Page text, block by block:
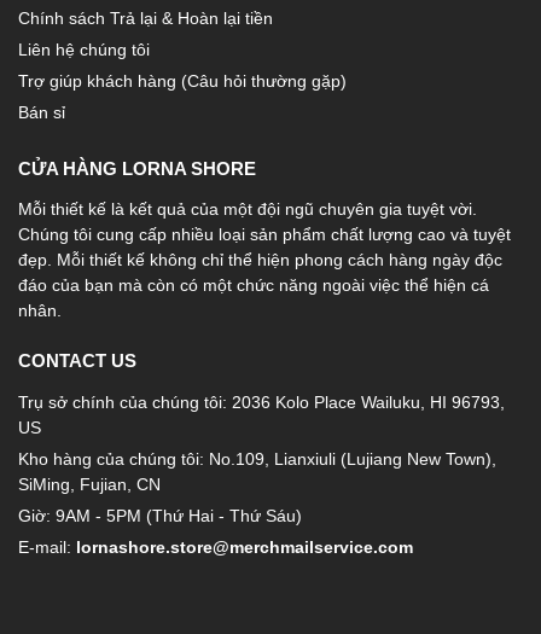
Chính sách Trả lại & Hoàn lại tiền
Liên hệ chúng tôi
Trợ giúp khách hàng (Câu hỏi thường gặp)
Bán sỉ
CỬA HÀNG LORNA SHORE
Mỗi thiết kế là kết quả của một đội ngũ chuyên gia tuyệt vời.
Chúng tôi cung cấp nhiều loại sản phẩm chất lượng cao và tuyệt
đẹp. Mỗi thiết kế không chỉ thể hiện phong cách hàng ngày độc
đáo của bạn mà còn có một chức năng ngoài việc thể hiện cá
nhân.
CONTACT US
Trụ sở chính của chúng tôi: 2036 Kolo Place Wailuku, HI 96793,
US
Kho hàng của chúng tôi: No.109, Lianxiuli (Lujiang New Town),
SiMing, Fujian, CN
Giờ: 9AM - 5PM (Thứ Hai - Thứ Sáu)
E-mail: lornashore.store@merchmailservice.com